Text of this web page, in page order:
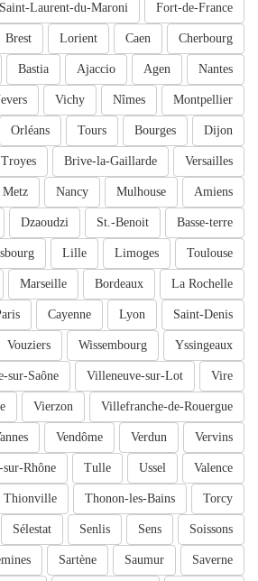
Fort-de-France
Saint-Laurent-du-Maroni
Cherbourg
Caen
Lorient
Brest
Nantes
Agen
Ajaccio
Bastia
Montpellier
Nîmes
Vichy
Dijon
Bourges
Tours
Orléans
Versailles
Brive-la-Gaillarde
Troyes
Amiens
Mulhouse
Nancy
Metz
Basse-terre
St.-Benoit
Dzaoudzi
Toulouse
Limoges
Lille
La Rochelle
Bordeaux
Marseille
Saint-Denis
Lyon
Cayenne
Yssingeaux
Wissembourg
Vouziers
Vire
Villeneuve-sur-Lot
sur-Saône
Villefranche-de-Rouergue
Vierzon
Vervins
Verdun
Vendôme
Valence
Ussel
Tulle
Rhône
Torcy
Thonon-les-Bains
Thionville
Soissons
Sens
Senlis
Sélestat
Saverne
Saumur
Sartène